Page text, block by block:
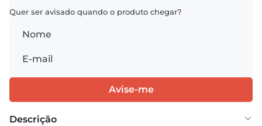
Descrição